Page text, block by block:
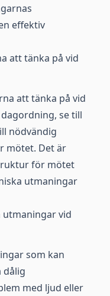
effektiv
att tänka på vid
att tänka på vid
se till
nödvändig
mötet. Det är
för mötet
utmaningar
utmaningar vid
som kan
dålig
med ljud eller